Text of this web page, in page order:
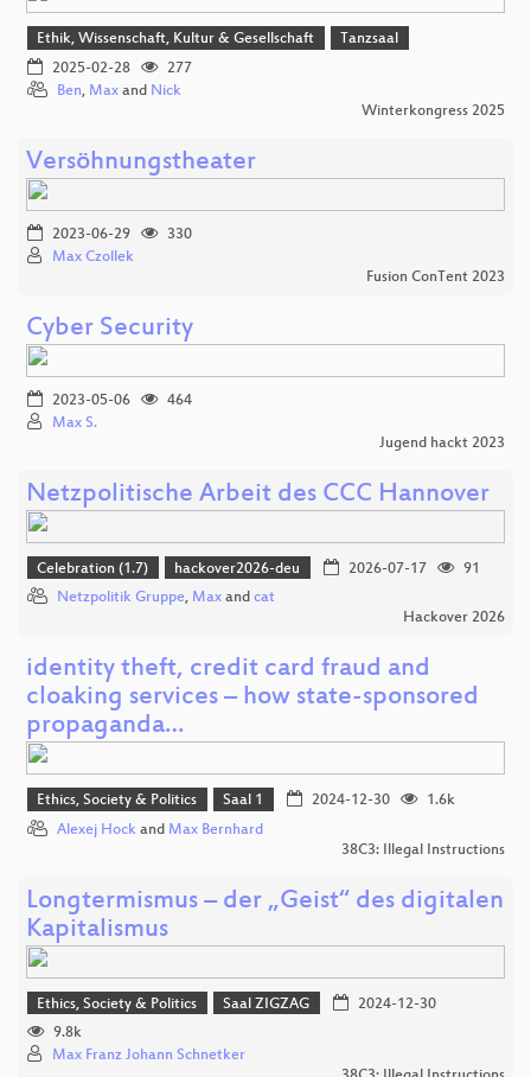
Ethik, Wissenschaft, Kultur & Gesellschaft
Tanzsaal
2025-02-28
277
Ben, Max and Nick
Winterkongress 2025
Versöhnungstheater
2023-06-29
330
Max Czollek
Fusion ConTent 2023
Cyber Security
2023-05-06
464
Max S.
Jugend hackt 2023
Netzpolitische Arbeit des CCC Hannover
Celebration (1.7) hackover2026-deu 2026-07-17
91
Netzpolitik Gruppe, Max and cat
Hackover 2026
identity theft, credit card fraud and
cloaking services – how state-sponsored
propaganda…
Ethics, Society & Politics Saal 1 2024-12-30
1.6k
Alexej Hock and Max Bernhard
38C3: Illegal Instructions
Longtermismus – der „Geist“ des digitalen
Kapitalismus
Ethics, Society & Politics Saal ZIGZAG
2024-12-30
9.8k
Max Franz Johann Schnetker